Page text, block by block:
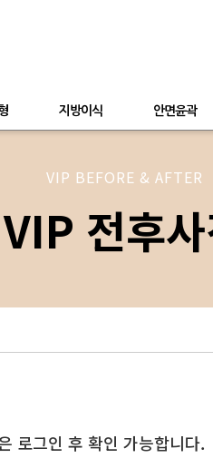
지방이식 안면윤곽
VIP BEFORE & AFTER
VIP 전후
로그인 후 확인 가능합니다.